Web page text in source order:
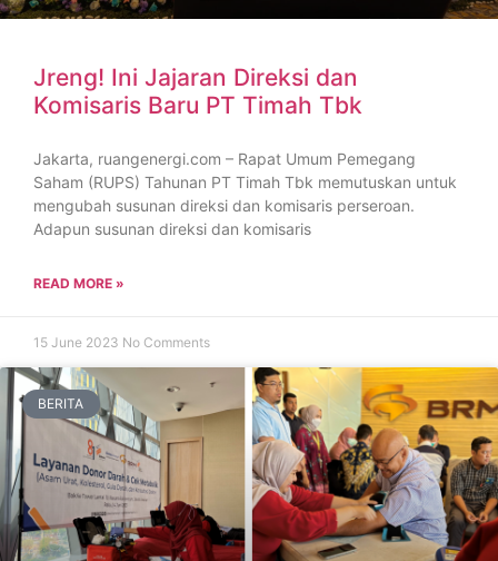
Jreng! Ini Jajaran Direksi dan
Komisaris Baru PT Timah Tbk
Jakarta, ruangenergi.com – Rapat Umum Pemegang
Saham (RUPS) Tahunan PT Timah Tbk memutuskan untuk
mengubah susunan direksi dan komisaris perseroan.
Adapun susunan direksi dan komisaris
READ MORE »
15 June 2023 No Comments
BERITA